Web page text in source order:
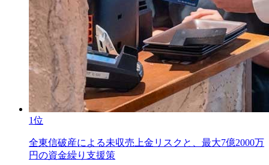
1位
全東信破産による未収売上金リスクと、最大7億2000万
円の資金繰り支援策